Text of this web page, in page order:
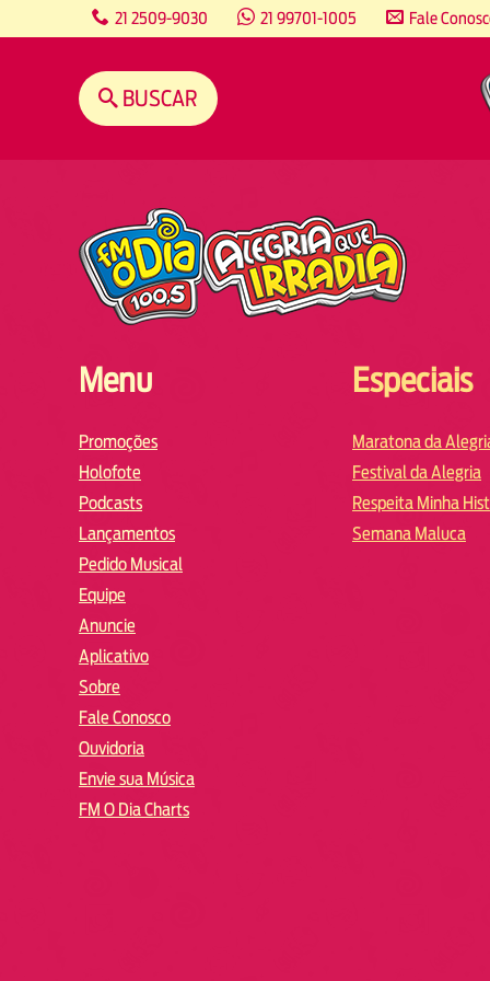
21 2509-9030 21 99701-1005 Fale
BUSCAR
Menu
Promoções
Holofote
Podcasts
Lançamentos
Pedido Musical
Equipe
Anuncie
Aplicativo
Sobre
Fale Conosco
Ouvidoria
Envie sua Música
FM O Dia Charts
Especiais
Maratona da
Festival da Alegria
Respeita Minha
Semana Maluca